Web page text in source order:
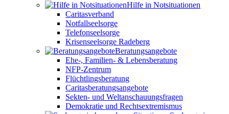
Hilfe in Notsituationen
Caritasverband
Notfallseelsorge
Telefonseelsorge
Krisenseelsorge Radeberg
Beratungsangebote
Ehe-, Familien- & Lebensberatung
NFP-Zentrum
Flüchtlingsberatung
Caritasberatungsangebote
Sekten- und Weltanschauungsfragen
Demokratie und Rechtsextremismus